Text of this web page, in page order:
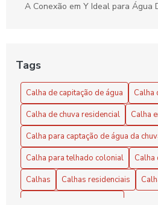
A Conexão em Y Ideal para Água
Benefícios e Vantagens do
Eficiência e Sustentabilidade
Calha de Capitação de Água:
Calha de capitação de água:
corretamente
Calha de capitação de água: guia
Tags
Calha de capitação de água
Calha
Calha de chuva residencial
Calha
Calha para captação de água da
Calha para telhado colonial
Calha
Calhas
Calhas residenciais